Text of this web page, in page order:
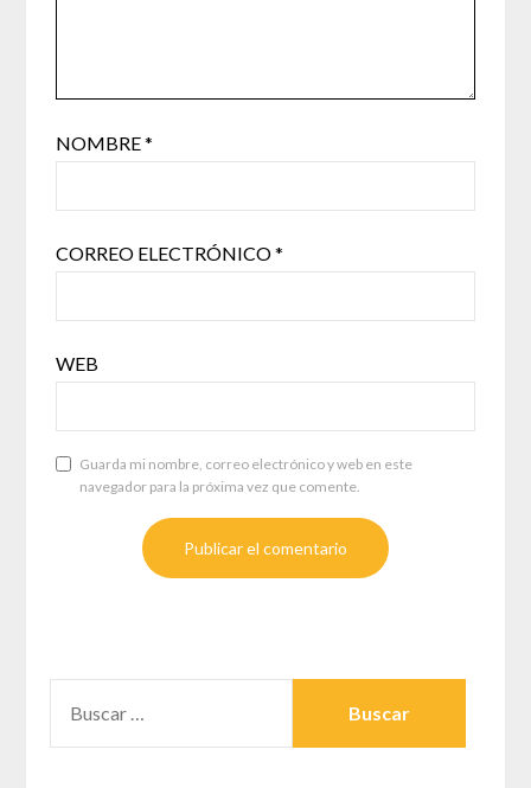
NOMBRE*
CORREO ELECTRÓNICO*
WEB
Guarda mi nombre, correo electrónico y web en este
navegador para la próxima vez que comente.